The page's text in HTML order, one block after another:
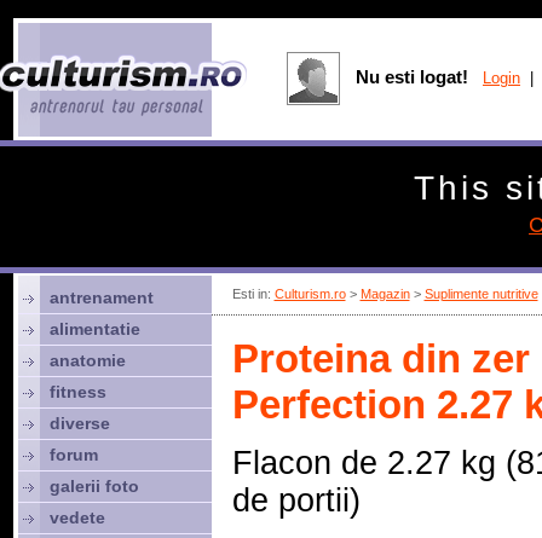
Esti in: Culturism.ro> Magazin> Suplimente nutritive
Proteina din
Perfection 2.27
Flacon de 2.27 kg
de portii)
antrenament
alimentatie
anatomie
fitness
diverse
forum
galerii foto
vedete
Nu esti logat! Login
This